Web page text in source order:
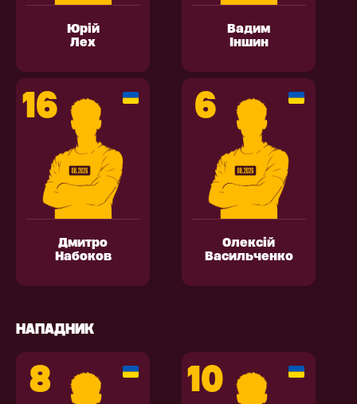
Юрій
Лех
Вадим
Іншин
16
Дмитро
Набоков
6
Олексій
Васильченко
НАПАДНИК
8 10